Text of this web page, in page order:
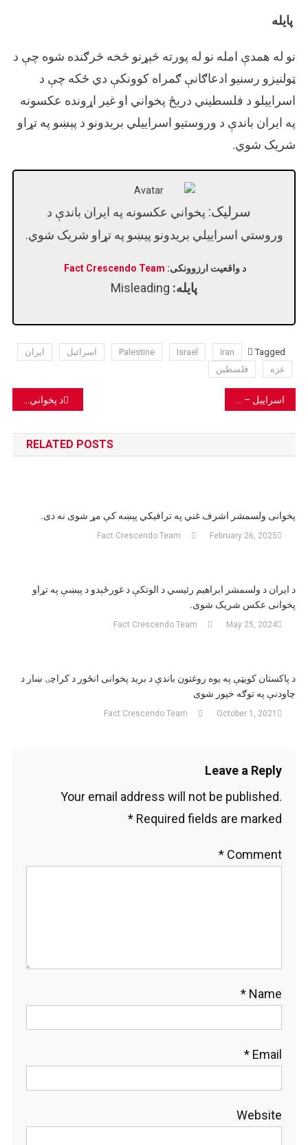
پایله
نو له همدې امله نو له پورته څېړنو څخه څرګنده شوه چې د
ټولنیزو رسنیو ادعاګانې ګمراه کوونکې دي ځکه چې د
اسراییلو د فلسطیني دریځ پخواني او غیر اړونده عکسونه
په ایران باندې د وروستیو اسراییلي بریدونو د پېښو په تړاو
شریک شوي.
سرلیک: پخواني عکسونه په ایران باندې د
وروستي اسراییلي بریدونو پیښو په تړاو شريک شوي.
د واقعیت ارزوونکی: Fact Crescendo Team
پایله:
Tagged
Iran
Israel
Palestine اسرائیل
ایران
غزه
فلسطین
Post
navigation
د پخواني ولسمشر اشرف غني د ناروغتیا ادعاوې دروغ دي. اسراییل – ایران: په ایران باندې د اسراییلو د هوایی برید په اړه پخواني عکسونه شریک شوي.
RELATED POSTS
پخوانی ولسمشر اشرف غني په ترافیکي پېښه کې مړ شوی نه دی.
February 26, 2025
Fact Crescendo Team
د ایران د ولسمشر ابراهیم رئیسي د الوتکې د غورځېدو د پېښې په تړاو
پخوانی عکس شریک شوی.
May 25, 2024
Fact Crescendo Team
د پاکستان کویټې په یوه روغتون باندې د برید پخوانی انځور د کراچۍ ښار د
چاودنې په توګه خپور شوی
October 1, 2021
Fact Crescendo Team
Leave a Reply
Your email address will not be published.
Required fields are marked
*
Comment
*
Name
*
Email
*
Website